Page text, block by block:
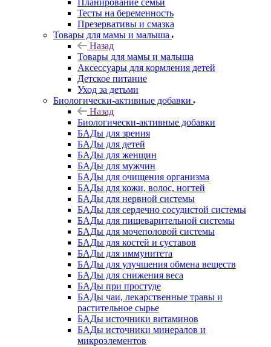
Планирование семьи
Тесты на беременность
Презервативы и смазка
Товары для мамы и малыша
Назад
Товары для мамы и малыша
Аксессуары для кормления детей
Детское питание
Уход за детьми
Биологически-активные добавки
Назад
Биологически-активные добавки
БАДы для зрения
БАДы для детей
БАДы для женщин
БАДы для мужчин
БАДы для очищения организма
БАДы для кожи, волос, ногтей
БАДы для нервной системы
БАДы для сердечно сосудистой системы
БАДы для пищеварительной системы
БАДы для мочеполовой системы
БАДы для костей и суставов
БАДы для иммунитета
БАДы для улучшения обмена веществ
БАДы для снижения веса
БАДы при простуде
БАДы чаи, лекарственные травы и
растительное сырье
БАДы источники витаминов
БАДы источники минералов и
микроэлементов